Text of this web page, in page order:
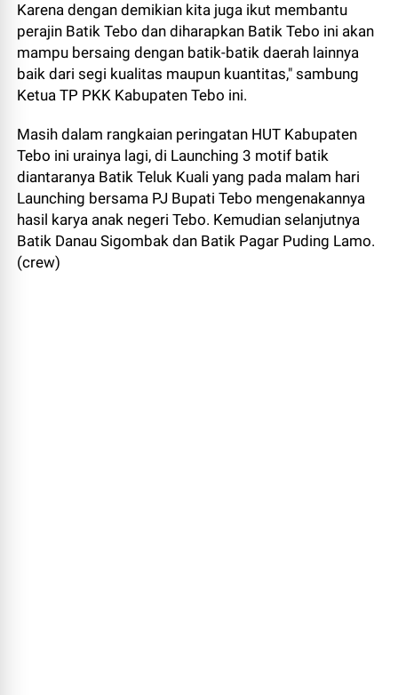
Karena dengan demikian kita juga ikut membantu
perajin Batik Tebo dan diharapkan Batik Tebo ini akan
mampu bersaing dengan batik-batik daerah lainnya
baik dari segi kualitas maupun kuantitas," sambung
Ketua TP PKK Kabupaten Tebo ini.
Masih dalam rangkaian peringatan HUT Kabupaten
Tebo ini urainya lagi, di Launching 3 motif batik
diantaranya Batik Teluk Kuali yang pada malam hari
Launching bersama PJ Bupati Tebo mengenakannya
hasil karya anak negeri Tebo. Kemudian selanjutnya
Batik Danau Sigombak dan Batik Pagar Puding Lamo.
(crew)